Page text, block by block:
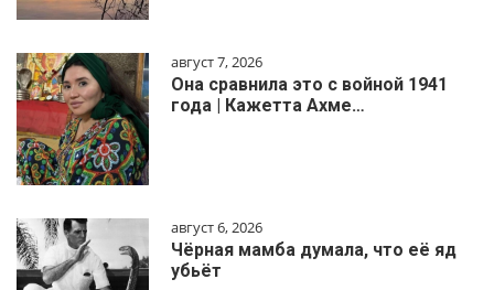
август 7, 2026
Она сравнила это с войной 1941
года | Кажетта Ахме…
август 6, 2026
Чёрная мамба думала, что её яд
убьёт